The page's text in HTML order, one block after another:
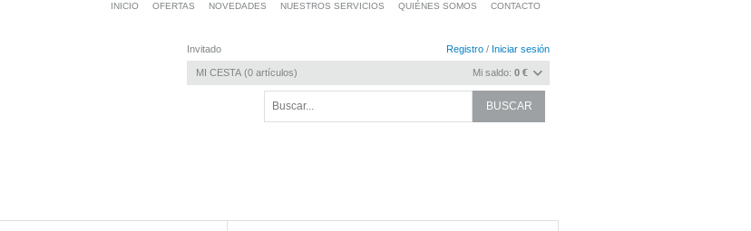
Invitado Registro / Iniciar sesión
MI CESTA 0 artículos Mi saldo: 0 €
INICIO OFERTAS NOVEDADES NUESTROS SERVICIOS QUIÉNES SOMOS CONTACTO